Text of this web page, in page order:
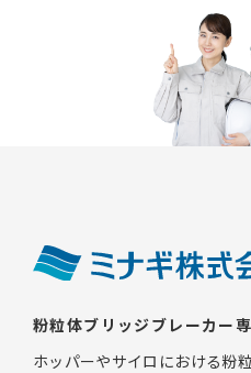
粉粒体ブリッジブレーカー
ホッパーやサイロにおける粉